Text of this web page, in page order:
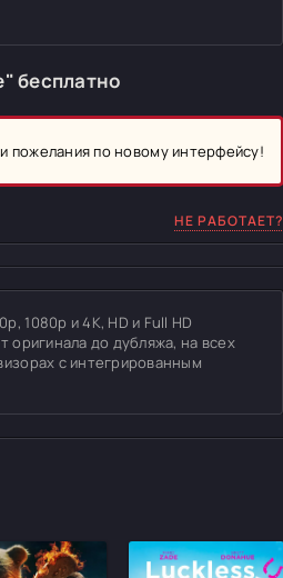
бесплатно
пожелания по новому интерфейсу!
НЕ РАБОТАЕТ?
1080p и 4K, HD и Full HD
оригинала до дубляжа, на всех
с интегрированным